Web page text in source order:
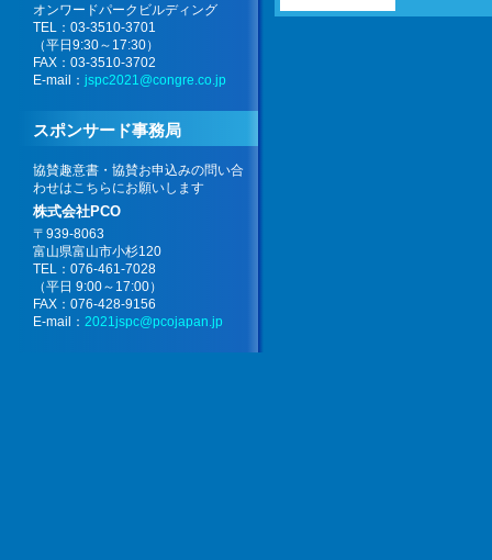
オンワードパークビルディング
TEL：03-3510-3701
（平日9:30～17:30）
FAX：03-3510-3702
E-mail： jspc2021@congre.co.jp
スポンサード事務局
協賛趣意書・協賛お申込みの問い合
わせはこちらにお願いします
株式会社PCO
〒939-8063
富山県富山市小杉120
TEL：076-461-7028
（平日 9:00～17:00）
FAX：076-428-9156
E-mail： 2021jspc@pcojapan.jp